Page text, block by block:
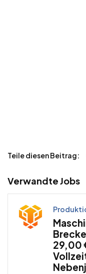
Teile diesen Beitrag:
Verwandte Jobs
29,00